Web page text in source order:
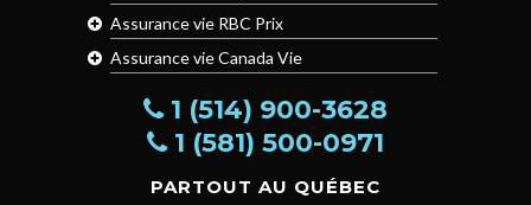
Assurance vie RBC Prix
Assurance vie Canada Vie
1 (514) 900-3628
1 (581) 500-0971
PARTOUT AU QUÉBEC